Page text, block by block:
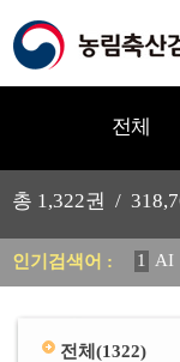
전체
총 1,322권 /
인기검색어 : 1 AI
11
전체 (1322)